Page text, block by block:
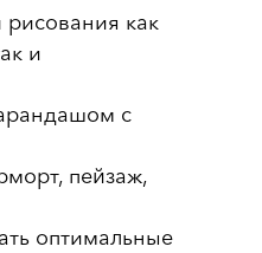
рисования как
и
с
пейзаж,
оптимальные